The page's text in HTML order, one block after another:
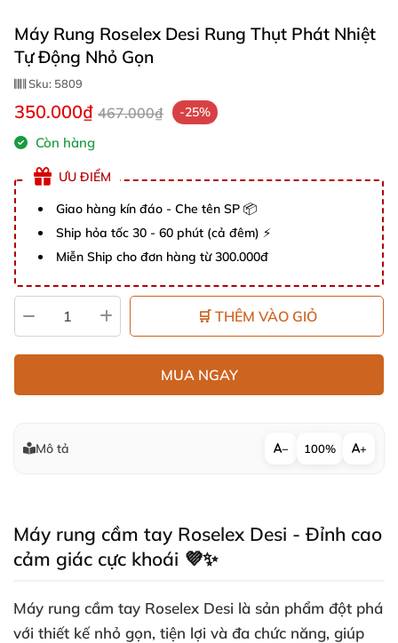
Máy Rung Roselex Desi Rung Thụt Phát Nhiệt
Tự Động Nhỏ Gọn
Sku: 5809
350.000₫ 467.000₫ -25%
Còn hàng
ƯU ĐIỂM
Giao hàng kín đáo - Che tên SP 📦
Ship hỏa tốc 30 - 60 phút (cả đêm) ⚡
Miễn Ship cho đơn hàng từ 300.000đ
🛒 THÊM VÀO GIỎ
MUA NGAY
Mô tả − 100% +
Máy rung cầm tay Roselex Desi - Đỉnh cao
cảm giác cực khoái 💜✨
Máy rung cầm tay Roselex Desi là sản phẩm đột phá
với thiết kế nhỏ gọn, tiện lợi và đa chức năng, giúp